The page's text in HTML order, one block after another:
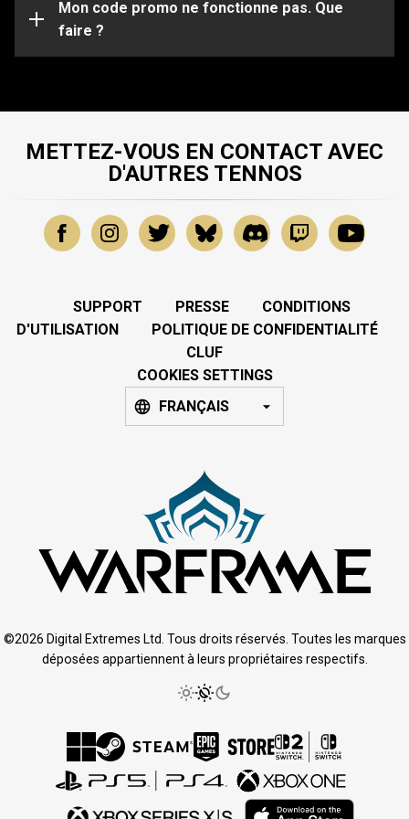
Mon code promo ne fonctionne pas. Que
faire ?
spécifiques, veuillez soumettre une demande à notre
Équipe de Support
METTEZ-VOUS EN CONTACT AVEC
D'AUTRES TENNOS
SUPPORT PRESSE
CONDITIONS
D'UTILISATION
POLITIQUE DE CONFIDENTIALITÉ
CLUF
COOKIES SETTINGS
FRANÇAIS
©2026 Digital Extremes Ltd. Tous droits réservés. Toutes les marques
déposées appartiennent à leurs propriétaires respectifs.